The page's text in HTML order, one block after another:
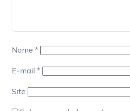
Nome *
E-mail *
Site